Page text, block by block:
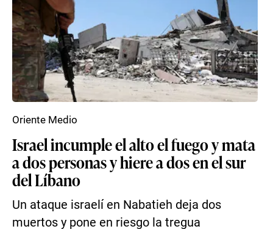
Israel incumple el alto el fuego y mata
a dos personas y hiere a dos en el sur
del Líbano
Un ataque israelí en Nabatieh deja dos
muertos y pone en riesgo la tregua
Oriente Medio